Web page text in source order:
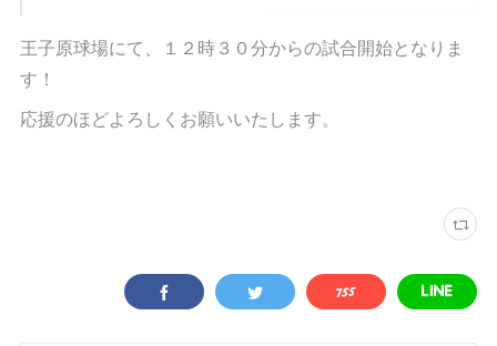
王子原球場にて、１２時３０分からの試合開始となりま
す！
応援のほどよろしくお願いいたします。